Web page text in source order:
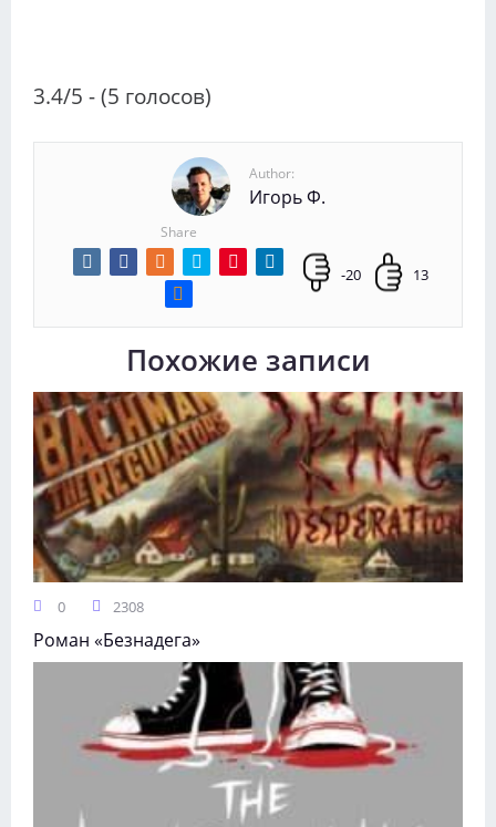
3.4/5 - (5 голосов)
Author:
Игорь Ф.
Share
-20 13
Похожие записи
0 2308
Роман «Безнадега»